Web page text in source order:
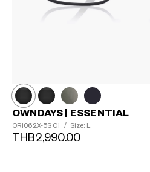
OWNDAYS | ESSENTIAL
OR1062X-5S C1 / Size: L
THB2,990.00